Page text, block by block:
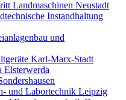
Landmaschinen Neustadt
Instandhaltung
und
Karl-Marx-Stadt
und Labortechnik Leipzig